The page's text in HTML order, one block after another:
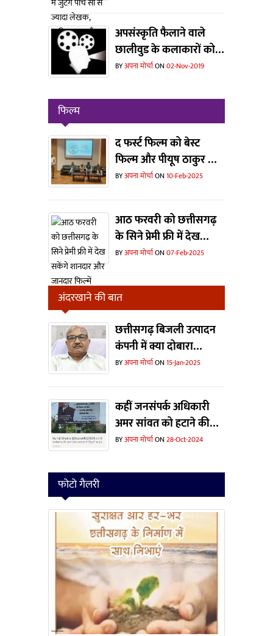
संस्कृतिकर्मी
अपसंस्कृति फैलाने वाले
छालीवुड के कलाकारों को
संस्कृति विभाग ने दिखाया
वर्ग में हर्ष
BYअपना मोर्चाON02-Nov-2019
फिल्म
द फर्स्ट फिल्म को बेस्ट
फिल्म और पीयूष ठाकुर को
मिला बेस्ट डायरेक्टर का
BYअपना मोर्चाON10-Feb-2025
आठ फरवरी को छत्तीसगढ़
के सिने प्रेमी फ्री में देख
सकेंगे शानदार और जानदार
BYअपना मोर्चाON07-Feb-2025
अंदरखाने की बात
छत्तीसगढ़ बिजली उत्पादन
कंपनी में क्या दोबारा
ताजपोशी हो पाएंगी संजीव
BYअपना मोर्चाON15-Jan-2025
कहीं जनसंपर्क अधिकारी
अमर सांवत को हटाने की
वजह यह विज्ञापन तो नहीं ?
BYअपना मोर्चाON28-Oct-2024
फोटो गैलरी